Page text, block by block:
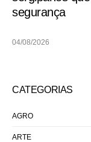
segurança
04/08/2026
CATEGORIAS
AGRO
ARTE